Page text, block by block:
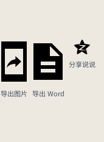
导出图片 导出 Word
分享说说